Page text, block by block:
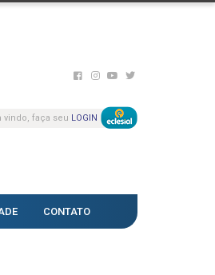
vindo, faça seu LOGIN
CONTATO